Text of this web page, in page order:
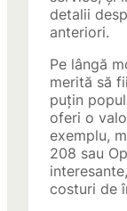
detalii
anteriori.
Pe lângă
merită să
puțin
oferi o
exemplu,
208 sau
costuri de